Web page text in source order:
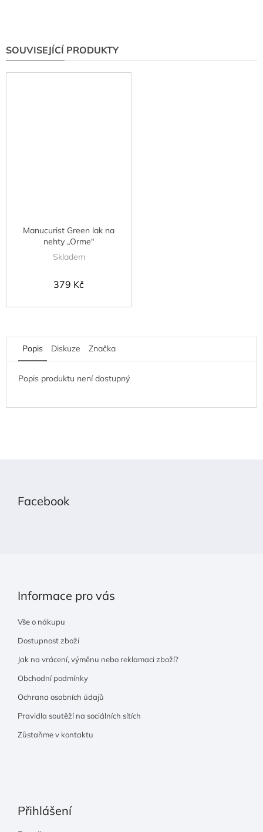
SOUVISEJÍCÍ PRODUKTY
Manucurist Green lak na
nehty „Orme"
Skladem
379 Kč
Popis Diskuze Značka
Popis produktu není dostupný
Facebook
Informace pro vás
Vše o nákupu
Dostupnost zboží
Jak na vrácení, výměnu nebo reklamaci zboží?
Obchodní podmínky
Ochrana osobních údajů
Pravidla soutěží na sociálních sítích
Zůstaňme v kontaktu
Přihlášení